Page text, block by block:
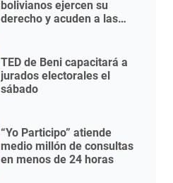
bolivianos ejercen su
derecho y acuden a las
TED de Beni capacitará a
jurados electorales el
sábado
“Yo Participo” atiende
medio millón de consultas
en menos de 24 horas